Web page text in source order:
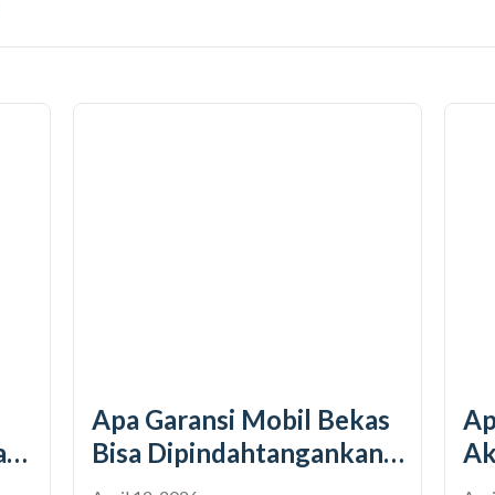
Apa Perbaikan Bodi
Akibat Kecelakaan Ringan
Ditanggung Garansi mobil